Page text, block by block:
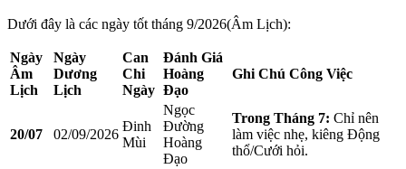
Dưới đây là các ngày tốt tháng 9/2026(Âm Lịch):
Ngày
Âm
Lịch
Ngày
Dương
Lịch
Can
Chi
Ngày
Đánh Giá
Hoàng
Đạo
Ghi Chú Công Việc
20/07 02/09/2026
Đinh
Mùi
Ngọc
Đường
Hoàng
Đạo
Trong Tháng 7: Chỉ nên
làm việc nhẹ, kiêng Động
thổ/Cưới hỏi.